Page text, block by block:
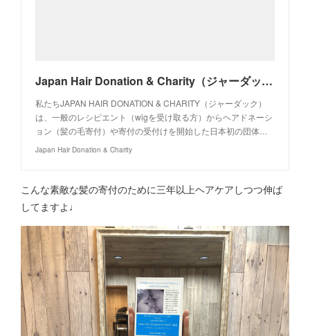
Japan Hair Donation & Charity（ジャーダック）｜ヘアドネーションを通じた社会貢献活動
私たちJAPAN HAIR DONATION & CHARITY（ジャーダック）
は、一般のレシピエント（wigを受け取る方）からヘアドネーシ
ョン（髪の毛寄付）や寄付の受付けを開始した日本初の団体…
Japan Hair Donation & Charity
こんな素敵な髪の寄付のために三年以上ヘアケアしつつ伸ば
してますよ♩